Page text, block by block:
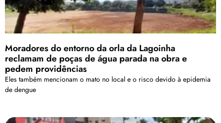
Moradores do entorno da orla da Lagoinha
reclamam de poças de água parada na obra e
pedem providências
Eles também mencionam o mato no local e o risco devido à epidemia
de dengue